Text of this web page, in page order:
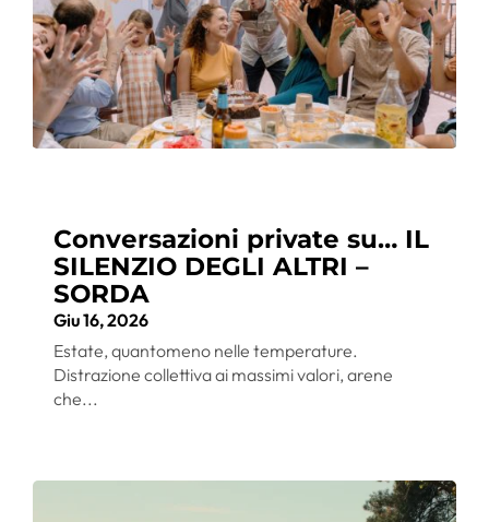
Conversazioni private su… IL
SILENZIO DEGLI ALTRI –
SORDA
Giu 16, 2026
Estate, quantomeno nelle temperature.
Distrazione collettiva ai massimi valori, arene
che...